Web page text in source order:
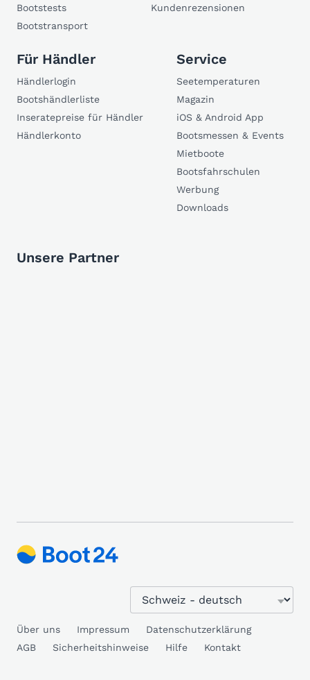
Bootstests
Bootstransport
Kundenrezensionen
Für Händler
Händlerlogin
Bootshändlerliste
Inseratepreise für Händler
Händlerkonto
Service
Seetemperaturen
Magazin
iOS & Android App
Bootsmessen & Events
Mietboote
Bootsfahrschulen
Werbung
Downloads
Unsere Partner
Über uns Impressum
Datenschutzerklärung
AGB
Sicherheitshinweise Hilfe Kontakt